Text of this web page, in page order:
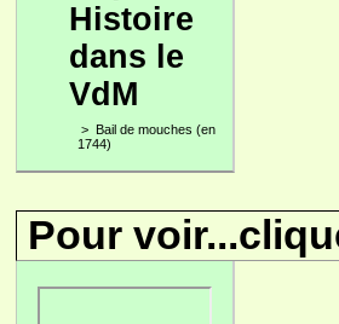
Histoire
dans le
VdM
> Bail de mouches (en
1744)
Pour